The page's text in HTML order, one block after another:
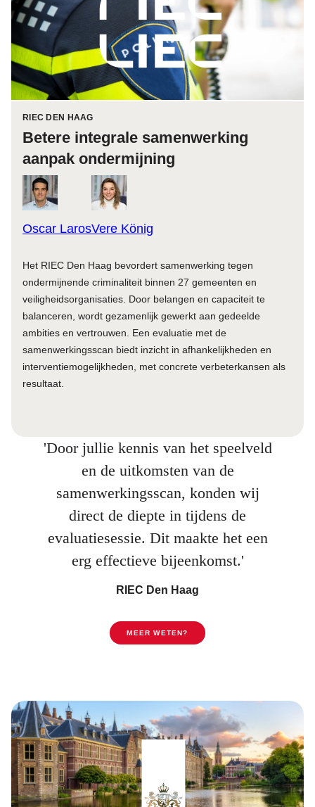
RIEC DEN HAAG
Betere integrale samenwerking
aanpak ondermijning
Oscar LarosVere König
Het RIEC Den Haag bevordert samenwerking tegen
ondermijnende criminaliteit binnen 27 gemeenten en
veiligheidsorganisaties. Door belangen en capaciteit te
balanceren, wordt gezamenlijk gewerkt aan gedeelde
ambities en vertrouwen. Een evaluatie met de
samenwerkingsscan biedt inzicht in afhankelijkheden en
interventiemogelijkheden, met concrete verbeterkansen als
resultaat.
'Door jullie kennis van het speelveld
en de uitkomsten van de
samenwerkingsscan, konden wij
direct de diepte in tijdens de
evaluatiesessie. Dit maakte het een
erg effectieve bijeenkomst.'
RIEC Den Haag
MEER WETEN?